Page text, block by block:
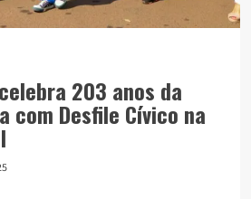
203 anos da
com Desfile Cívico na